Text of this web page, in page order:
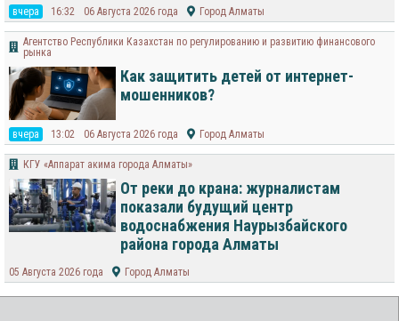
вчера 16:32 06 Августа 2026 года Город Алматы
Агентство Республики Казахстан по регулированию и развитию финансового
рынка
Как защитить детей от интернет-
мошенников?
вчера 13:02 06 Августа 2026 года Город Алматы
КГУ «Аппарат акима города Алматы»
От реки до крана: журналистам
показали будущий центр
водоснабжения Наурызбайского
района города Алматы
05 Августа 2026 года Город Алматы